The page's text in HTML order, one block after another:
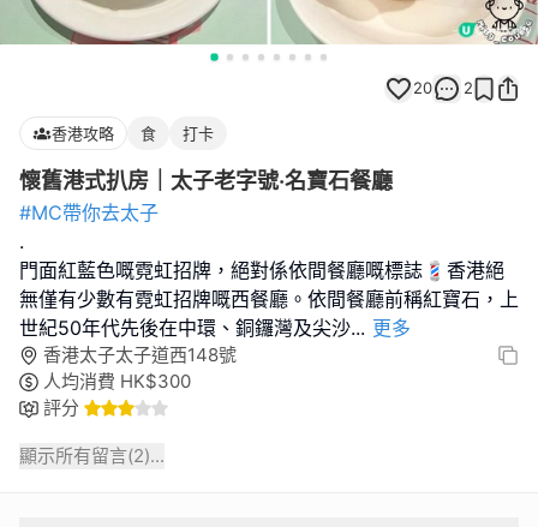
20 2
香港攻略 食 打卡
懷舊港式扒房｜太子老字號‧名寶石餐廳
#MC帶你去太子
.
門面紅藍色嘅霓虹招牌，絕對係依間餐廳嘅標誌💈香港絕
無僅有少數有霓虹招牌嘅西餐廳。依間餐廳前稱紅寶石，上
世紀50年代先後在中環、銅鑼灣及尖沙... 更多
香港太子太子道西148號
人均消費 HK$300
評分
顯示所有留言(2)...